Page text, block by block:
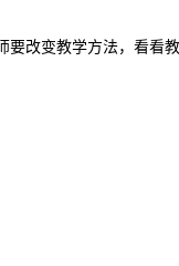
要改变教学方法，看看